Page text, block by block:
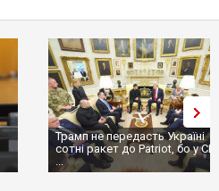
Трамп не передасть Україні
сотні ракет до Patriot, бо у
...